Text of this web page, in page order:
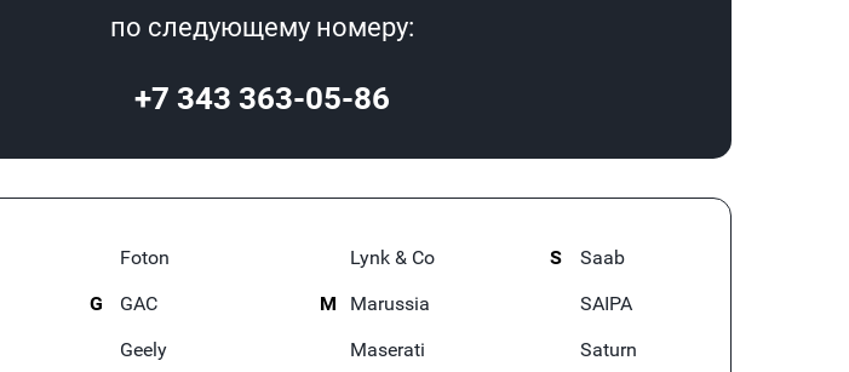
по следующему номеру:
+7 343 363-05-86
Foton
G
GAC
Geely
Lynk & Co
M
Marussia
Maserati
S
Saab
SAIPA
Saturn